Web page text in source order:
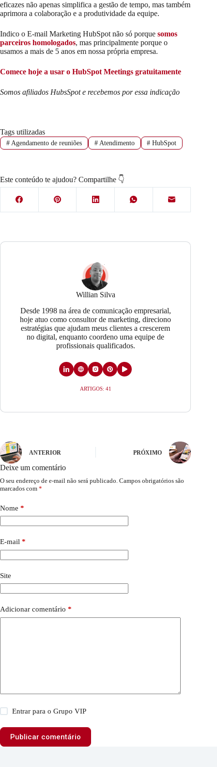
eficazes não apenas simplifica a gestão de tempo, mas também
aprimora a colaboração e a produtividade da equipe.
Indico o E-mail Marketing HubSpot não só porque somos
parceiros homologados, mas principalmente porque o
usamos a mais de 5 anos em nossa própria empresa.
Comece hoje a usar o HubSpot Meetings gratuitamente
Somos afiliados HubsSpot e recebemos por essa indicação
Tags utilizadas
#Agendamento de reuniões #Atendimento # HubSpot
Este conteúdo te ajudou? Compartilhe 👇
Willian Silva
Desde 1998 na área de comunicação empresarial,
hoje atuo como consultor de marketing, direciono
estratégias que ajudam meus clientes a crescerem
no digital, enquanto coordeno uma equipe de
profissionais qualificados.
ARTIGOS: 41
ANTERIOR PRÓXIMO
Deixe um comentário
O seu endereço de e-mail não será publicado. Campos obrigatórios são
marcados com *
Nome *
E-mail *
Site
Adicionar comentário *
Entrar para o Grupo VIP
Publicar comentário